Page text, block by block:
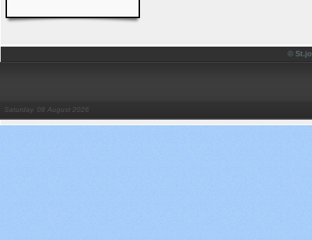
©
Saturday, 08 August 2026